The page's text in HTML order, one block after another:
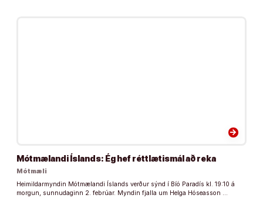
arrow_forward
Mótmælandi Íslands: Ég hef réttlætismál að reka
Mótmæli
Heimildarmyndin Mótmælandi Íslands verður sýnd í Bíó Paradís kl. 19:10 á
morgun, sunnudaginn 2. febrúar. Myndin fjalla um Helga Hóseasson …